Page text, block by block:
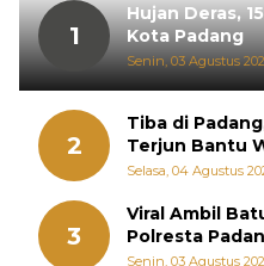
1
Hujan Deras,
Kota Padang
Senin, 03 Agustus
2
Tiba di
Terjun Bantu
Selasa, 04 Agustus
3
Viral Ambil
Polresta
Sebenarnya
Senin, 03 Agustus